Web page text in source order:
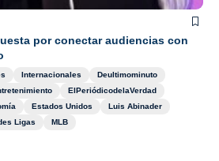
por conectar audiencias con
Internacionales
Deultimominuto
ElPeriódicodelaVerdad
Estados Unidos
Luis Abinader
Ligas MLB